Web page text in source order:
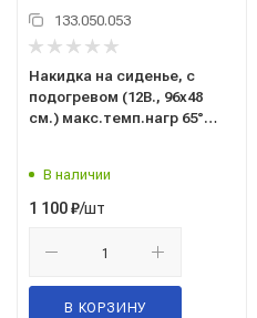
133.050.053
Накидка на сиденье, с
подогревом (12В., 96х48
см.) макс.темп.нагр 65°
В наличии
1 100₽/шт
В КОРЗИНУ